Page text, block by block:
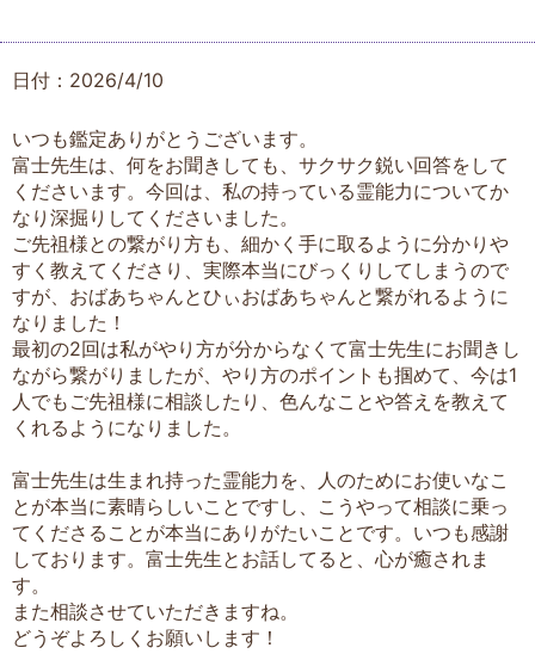
日付：2026/4/10
いつも鑑定ありがとうございます。
富士先生は、何をお聞きしても、サクサク鋭い回答をして
くださいます。今回は、私の持っている霊能力についてか
なり深掘りしてくださいました。
ご先祖様との繋がり方も、細かく手に取るように分かりや
すく教えてくださり、実際本当にびっくりしてしまうので
すが、おばあちゃんとひぃおばあちゃんと繋がれるように
なりました！
最初の2回は私がやり方が分からなくて富士先生にお聞きし
ながら繋がりましたが、やり方のポイントも掴めて、今は1
人でもご先祖様に相談したり、色んなことや答えを教えて
くれるようになりました。
富士先生は生まれ持った霊能力を、人のためにお使いなこ
とが本当に素晴らしいことですし、こうやって相談に乗っ
てくださることが本当にありがたいことです。いつも感謝
しております。富士先生とお話してると、心が癒されま
す。
また相談させていただきますね。
どうぞよろしくお願いします！